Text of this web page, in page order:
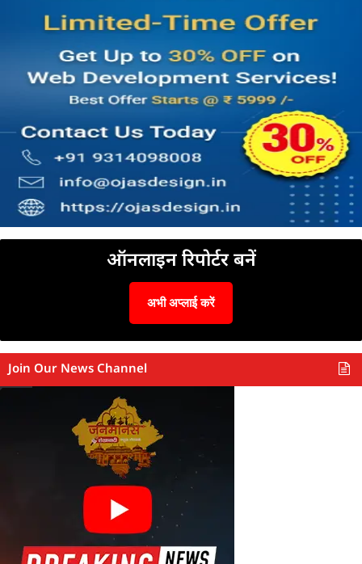
ऑनलाइन रिपोर्टर बनें
अभी अप्लाई करें
Join Our News Channel